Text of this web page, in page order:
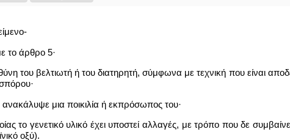
το άρθρο 5·
του βελτιωτή ή του διατηρητή, σύμφωνα με τεχνική που είναι
μια ποικιλία ή εκπρόσωπος του·
το γενετικό υλικό έχει υποστεί αλλαγές, με τρόπο που δε
οξύ).